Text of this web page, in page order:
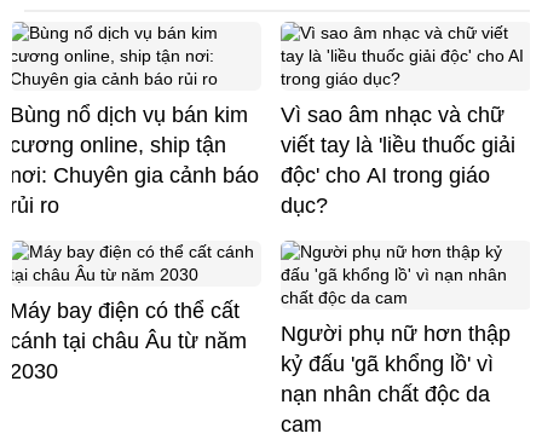
Bùng nổ dịch vụ bán kim
cương online, ship tận
nơi: Chuyên gia cảnh báo
rủi ro
Vì sao âm nhạc và chữ
viết tay là 'liều thuốc giải
độc' cho AI trong giáo
dục?
Máy bay điện có thể cất
cánh tại châu Âu từ năm
2030
Người phụ nữ hơn thập
kỷ đấu 'gã khổng lồ' vì
nạn nhân chất độc da
cam